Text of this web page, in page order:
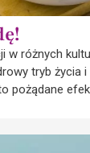
w różnych
tryb życia i
pożądane